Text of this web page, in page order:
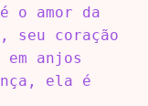
o amor da
seu coração
anjos
ela é